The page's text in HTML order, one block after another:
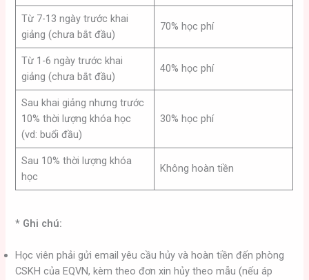
Từ 7-13 ngày trước khai
giảng (chưa bắt đầu)
70% học phí
Từ 1-6 ngày trước khai
giảng (chưa bắt đầu)
40% học phí
Sau khai giảng nhưng trước
10% thời lượng khóa học
(vd: buổi đầu)
30% học phí
Sau 10% thời lượng khóa
học
Không hoàn tiền
* Ghi chú:
Học viên phải gửi email yêu cầu hủy và hoàn tiền đến phòng
CSKH của EQVN, kèm theo đơn xin hủy theo mẫu (nếu áp